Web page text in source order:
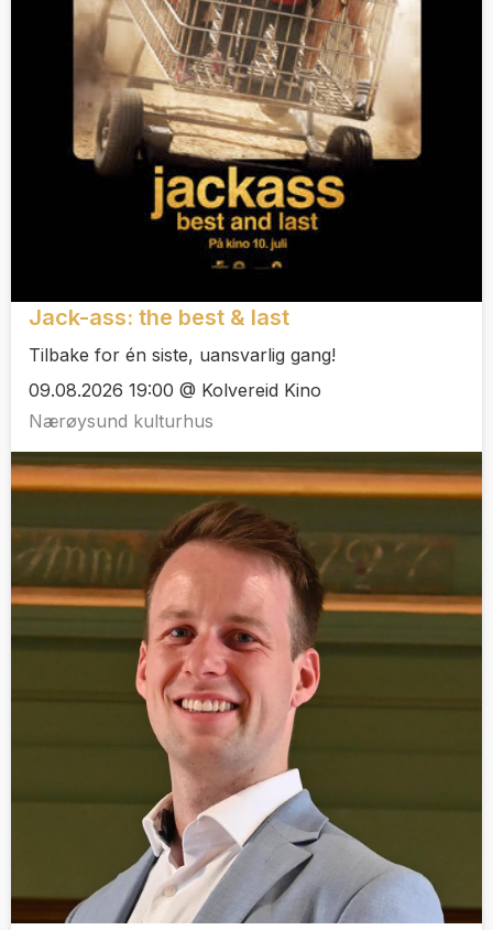
Jack-ass: the best & last
Tilbake for én siste, uansvarlig gang!
09.08.2026 19:00 @ Kolvereid Kino
Nærøysund kulturhus